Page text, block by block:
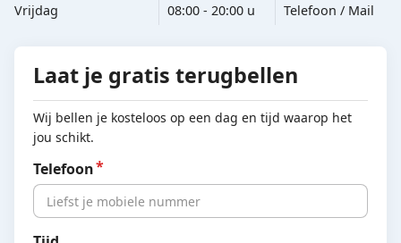
Vrijdag
08:00 - 20:00 u Telefoon / Mail
Laat je gratis terugbellen
Wij bellen je kosteloos op een dag en tijd waarop het
jou schikt.
Telefoon